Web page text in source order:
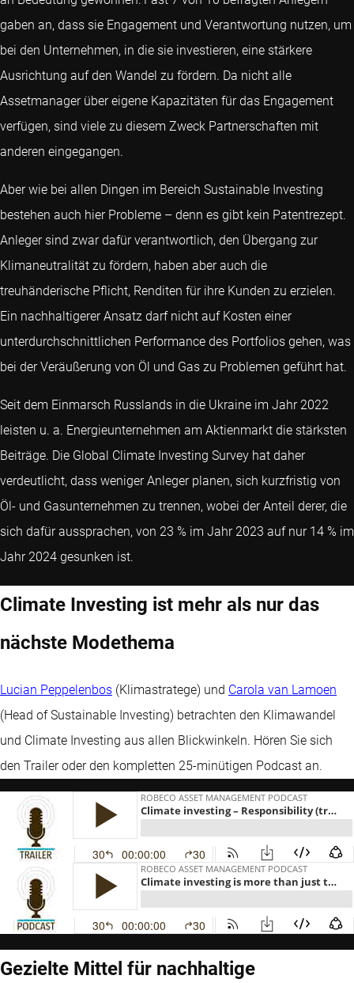
gaben an, dass sie Engagement und Verantwortung nutzen, um
bei den Unternehmen, in die sie investieren, eine stärkere
Ausrichtung auf den Wandel zu fördern. Da nicht alle
Assetmanager über eigene Kapazitäten für das Engagement
verfügen, sind viele zu diesem Zweck Partnerschaften mit
anderen eingegangen.
Aber wie bei allen Dingen im Bereich Sustainable Investing
bestehen auch hier Probleme – denn es gibt kein Patentrezept.
Anleger sind zwar dafür verantwortlich, den Übergang zur
Klimaneutralität zu fördern, haben aber auch die
treuhänderische Pflicht, Renditen für ihre Kunden zu erzielen.
Ein nachhaltigerer Ansatz darf nicht auf Kosten einer
unterdurchschnittlichen Performance des Portfolios gehen, was
bei der Veräußerung von Öl und Gas zu Problemen geführt hat.
Seit dem Einmarsch Russlands in die Ukraine im Jahr 2022
leisten u. a. Energieunternehmen am Aktienmarkt die stärksten
Beiträge. Die Global Climate Investing Survey hat daher
verdeutlicht, dass weniger Anleger planen, sich kurzfristig von
Öl- und Gasunternehmen zu trennen, wobei der Anteil derer, die
sich dafür aussprachen, von 23 % im Jahr 2023 auf nur 14 % im
Jahr 2024 gesunken ist.
Climate Investing ist mehr als nur das
nächste Modethema
Lucian Peppelenbos (Klimastratege) und Carola van Lamoen
(Head of Sustainable Investing) betrachten den Klimawandel
und Climate Investing aus allen Blickwinkeln. Hören Sie sich
den Trailer oder den kompletten 25-minütigen Podcast an.
Gezielte Mittel für nachhaltige